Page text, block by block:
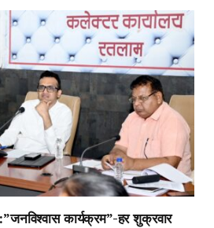
कार्यक्रम”-हर शुक्रवार